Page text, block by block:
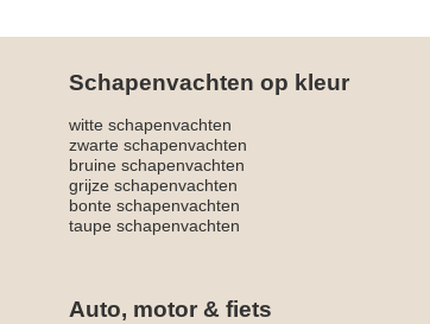
Schapenvachten op kleur
witte schapenvachten
zwarte schapenvachten
bruine schapenvachten
grijze schapenvachten
bonte schapenvachten
taupe schapenvachten
Auto, motor & fiets